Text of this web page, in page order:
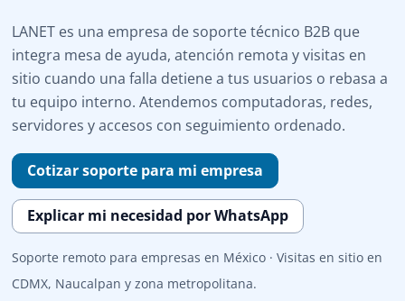
LANET es una empresa de soporte técnico B2B que
integra mesa de ayuda, atención remota y visitas en
sitio cuando una falla detiene a tus usuarios o rebasa a
tu equipo interno. Atendemos computadoras, redes,
servidores y accesos con seguimiento ordenado.
Cotizar soporte para mi empresa
Explicar mi necesidad por WhatsApp
Soporte remoto para empresas en México · Visitas en sitio en
CDMX, Naucalpan y zona metropolitana.